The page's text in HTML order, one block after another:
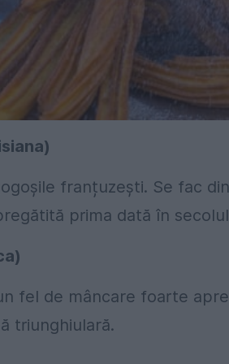
franțuzești. Se fac
prima dată în
fel de mâncare foarte
triunghiulară.